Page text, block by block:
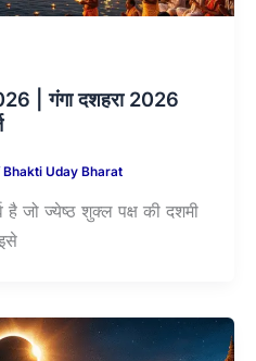
| गंगा दशहरा 2026
Bhakti Uday Bharat
है जो ज्येष्ठ शुक्ल पक्ष की दशमी